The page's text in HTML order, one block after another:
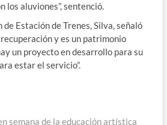
los aluviones”, sentenció.
Estación de Trenes, Silva, señaló
recuperación y es un patrimonio
un proyecto en desarrollo para su
estar el servicio”.
semana de la educación artística